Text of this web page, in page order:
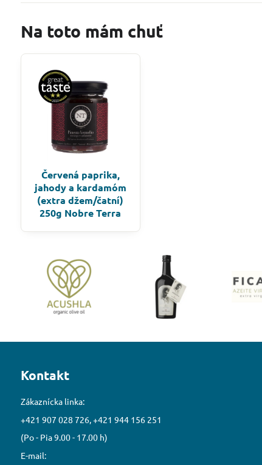
Na toto mám chuť
Červená paprika,
jahody a kardamóm
(extra džem/čatní)
250g Nobre Terra
Kontakt
Zákaznícka linka:
+421 907 028 726, +421 944 156 251
(Po - Pia 9.00 - 17.00 h)
E-mail: